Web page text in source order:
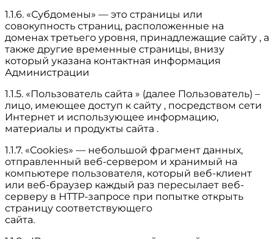
1.1.6. «Субдомены» — это страницы или
совокупность страниц, расположенные на
доменах третьего уровня, принадлежащие сайту , а
также другие временные страницы, внизу
который указана контактная информация
Администрации
1.1.5. «Пользователь сайта » (далее Пользователь) –
лицо, имеющее доступ к сайту , посредством сети
Интернет и использующее информацию,
материалы и продукты сайта .
1.1.7. «Cookies» — небольшой фрагмент данных,
отправленный веб-сервером и хранимый на
компьютере пользователя, который веб-клиент
или веб-браузер каждый раз пересылает веб-
серверу в HTTP-запросе при попытке открыть
страницу соответствующего
сайта.